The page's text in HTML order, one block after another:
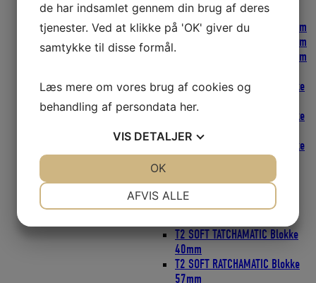
FLY Blokke SOFT-ATTACH
FLY Blokke SOFT-ATTACH 18mm
FLY Blokke SOFT-ATTACH 29mm
FLY Blokke SOFT-ATTACH 40mm
CARBO T2 SOFT-ATTACH Blokke
29mm
CARBO T2 SOFT-ATTACH Blokke
40mm
CARBO T2 SOFT-ATTACH Blokke
T2 LOOP Blokke
T2 LOOP Blokke 40mm
T2 LOOP Blokke 57mm
T2 SOFT TATCHAMATIC Blokke
40mm
T2 SOFT RATCHAMATIC Blokke
57mm
de har indsamlet gennem din brug af deres
tjenester. Ved at klikke på 'OK' giver du
samtykke til disse formål.
Læs mere om vores brug af cookies og
behandling af persondata her.
VIS DETALJER
STATISTIK
AFVIS ALLE
OK